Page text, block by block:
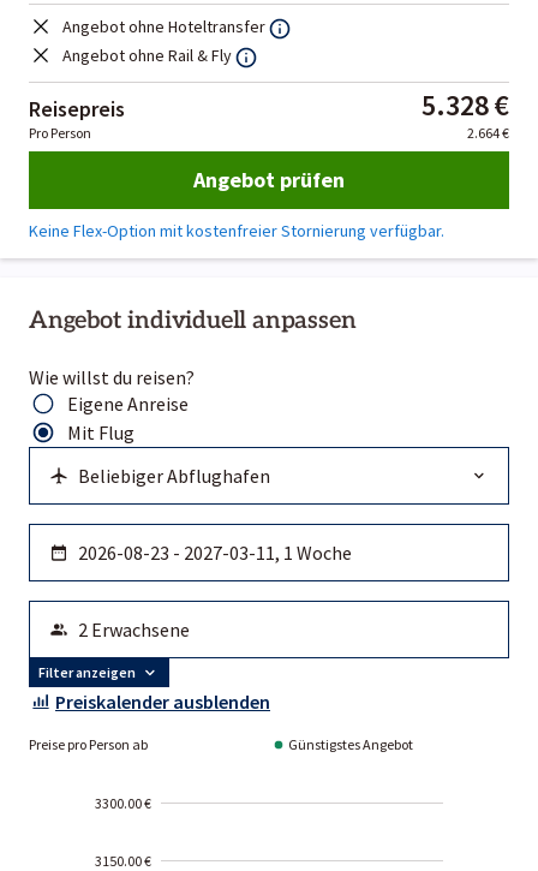
Angebot individuell anpassen
Wie willst du reisen?
Eigene Anreise
Mit Flug
Filter anzeigen
Preiskalender ausblenden
Preise pro Person ab Günstigstes Angebot
3300.00 €
3150.00 €
Angebot ohne Hoteltransfer
Angebot ohne Rail & Fly
Reisepreis 5.328 €
Pro Person 2.664 €
Angebot prüfen
Keine Flex-Option mit kostenfreier Stornierung verfügbar.